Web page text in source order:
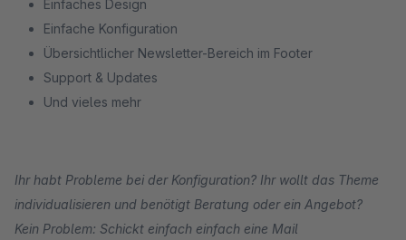
Einfaches Design
Einfache Konfiguration
Übersichtlicher Newsletter-Bereich im Footer
Support & Updates
Und vieles mehr
Ihr habt Probleme bei der Konfiguration? Ihr wollt das Theme
individualisieren und benötigt Beratung oder ein Angebot?
Kein Problem: Schickt einfach einfach eine Mail